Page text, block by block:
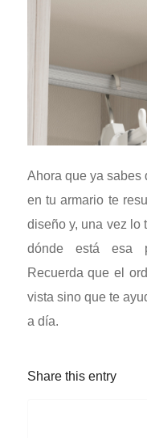
Ahora que ya sabes
en tu armario te
diseño y, una vez lo
dónde está esa
Recuerda que el
vista sino que te
a día.
Share this entry